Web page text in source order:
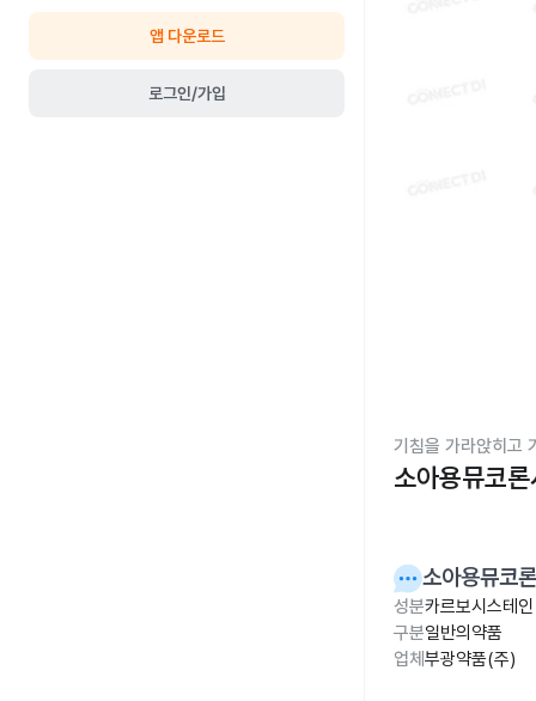
앱 다운로드
로그인/가입
기침을 가라앉히고
소아용뮤코
소아용뮤코
성분카르보시스테
구분일반의약품
업체 부광약품(주)